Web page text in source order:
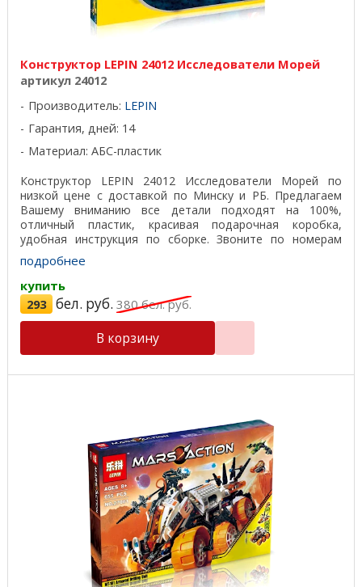
Конструктор LEPIN 24012 Исследователи Морей
артикул 24012
Производитель: LEPIN
Гарантия, дней: 14
Материал: АБС-пластик
Конструктор LEPIN 24012 Исследователи Морей по
низкой цене с доставкой по Минску и РБ. Предлагаем
Вашему вниманию все детали подходят на 100%,
отличный пластик, красивая подарочная коробка,
удобная инструкция по сборке. Звоните по номерам
телефонов ...
подробнее
купить
293 бел. руб. 380бел. руб.
В корзину